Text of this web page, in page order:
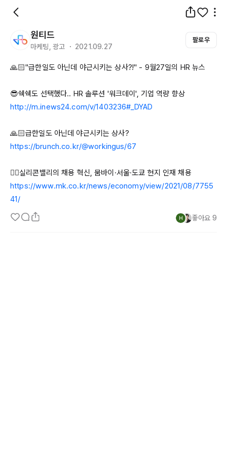
원티드
마케팅, 광고 ・ 2021.09.27
팔로우
🙏🏻"급한일도 아닌데 야근시키는 상사?!" - 9월27일의 HR 뉴스
http://m.inews24.com/v/1403236#_DYAD
https://brunch.co.kr/@workingus/67
https://www.mk.co.kr/news/economy/view/2021/08/7755
41/
좋아요 9